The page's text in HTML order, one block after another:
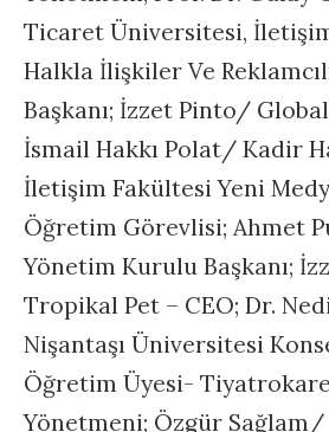
Ticaret Üniversitesi,
Halkla İlişkiler Ve
Başkanı; İzzet Pinto/
İsmail Hakkı Polat/ Kadir
İletişim Fakültesi Yeni
Öğretim Görevlisi; Ahmet
Yönetim Kurulu Başkanı;
Tropikal Pet – CEO; Dr.
Nişantaşı Üniversitesi
Öğretim Üyesi-
Yönetmeni; Özgür Sağlam/